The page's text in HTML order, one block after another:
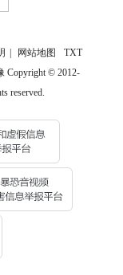
网站地图
TXT
Copyright © 2012-
reserved.